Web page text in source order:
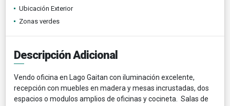
Ubicación Exterior
Zonas verdes
Descripción Adicional
Vendo oficina en Lago Gaitan con iluminación excelente,
recepción con muebles en madera y mesas incrustadas, dos
espacios o modulos amplios de oficinas y cocineta. Salas de